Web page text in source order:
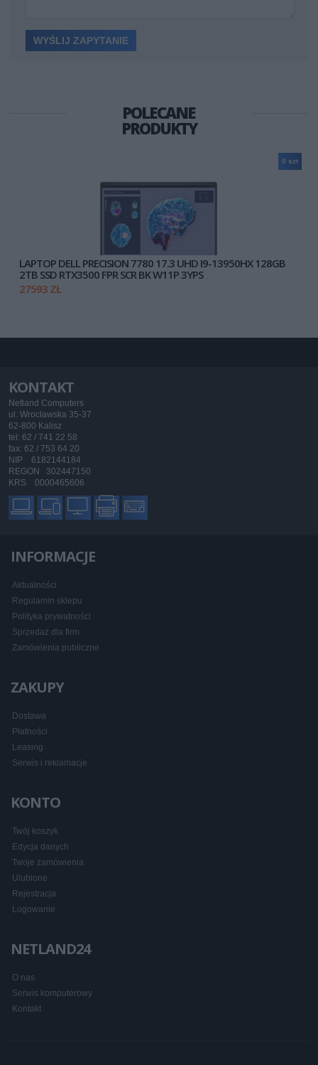
POLECANE
PRODUKTY
LAPTOP DELL PRECISION 7780 17.3 UHD I9-13950HX 128GB
2TB SSD RTX3500 FPR SCR BK W11P 3YPS
27593 ZŁ
0 szt
KONTAKT
Netland Computers
ul. Wrocławska 35-37
62-800 Kalisz
tel: 62 / 741 22 58
fax: 62 / 753 64 20
NIP 6182144184
REGON 302447150
KRS 0000465606
INFORMACJE
Aktualności
Regulamin sklepu
Polityka prywatności
Sprzedaż dla firm
Zamówienia publiczne
ZAKUPY
Dostawa
Płatności
Leasing
Serwis i reklamacje
KONTO
Twój koszyk
Edycja danych
Twoje zamówienia
Ulubione
Rejestracja
Logowanie
NETLAND24
O nas
Serwis komputerowy
Kontakt